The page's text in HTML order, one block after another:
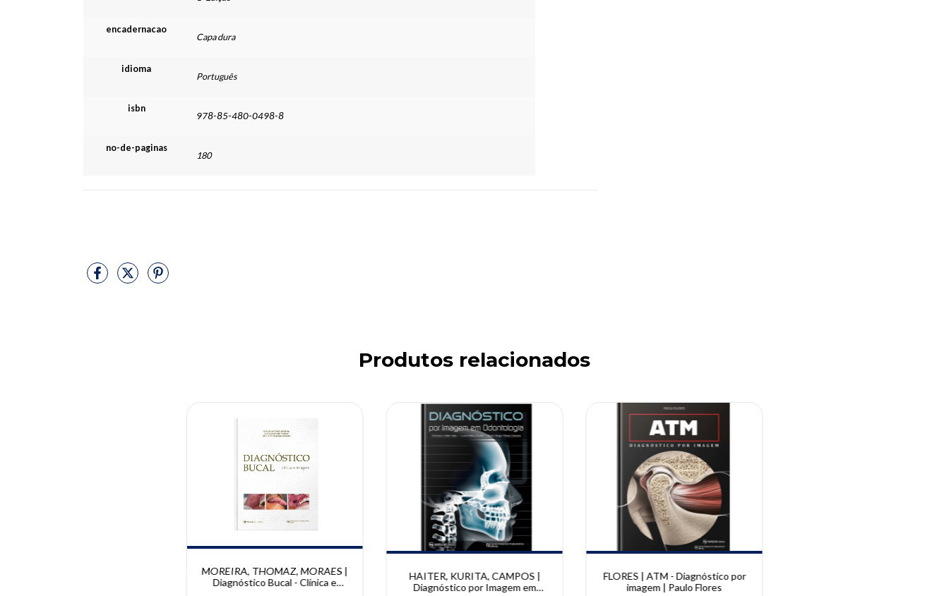
encadernacao
Capa dura
idioma
Português
isbn
978-85-480-0498-8
no-de-paginas
180
Produtos relacionados
MOREIRA, THOMAZ, MORAES |
Diagnóstico Bucal - Clínica e
HAITER, KURITA, CAMPOS |
Diagnóstico por Imagem em
FLORES | ATM - Diagnóstico por
imagem | Paulo Flores